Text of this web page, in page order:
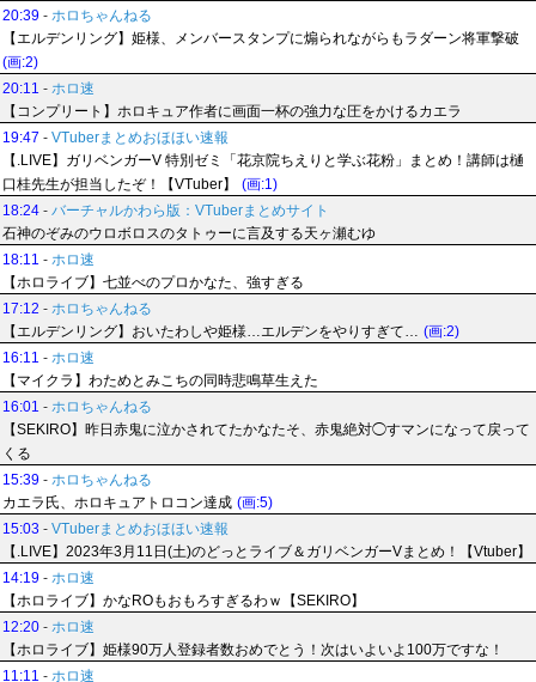
20:39 - ホロちゃんねる
【エルデンリング】姫様、メンバースタンプに煽られながらもラダーン将軍撃破
(画:2)
20:11 - ホロ速
【コンプリート】ホロキュア作者に画面一杯の強力な圧をかけるカエラ
19:47 - VTuberまとめおほほい速報
【.LIVE】ガリベンガーV 特別ゼミ「花京院ちえりと学ぶ花粉」まとめ！講師は樋
口桂先生が担当したぞ！【VTuber】
(画:1)
18:24 - バーチャルかわら版：VTuberまとめサイト
石神のぞみのウロボロスのタトゥーに言及する天ヶ瀬むゆ
18:11 - ホロ速
【ホロライブ】七並べのプロかなた、強すぎる
17:12 - ホロちゃんねる
【エルデンリング】おいたわしや姫様…エルデンをやりすぎて… (画:2)
16:11 - ホロ速
【マイクラ】わためとみこちの同時悲鳴草生えた
16:01 - ホロちゃんねる
【SEKIRO】昨日赤鬼に泣かされてたかなたそ、赤鬼絶対◯すマンになって戻って
くる
15:39 - ホロちゃんねる
カエラ氏、ホロキュアトロコン達成 (画:5)
15:03 - VTuberまとめおほほい速報
【.LIVE】2023年3月11日(土)のどっとライブ＆ガリベンガーVまとめ！【Vtuber】
14:19 - ホロ速
【ホロライブ】かなROもおもろすぎるわｗ【SEKIRO】
12:20 - ホロ速
【ホロライブ】姫様90万人登録者数おめでとう！次はいよいよ100万ですな！
11:11 - ホロ速